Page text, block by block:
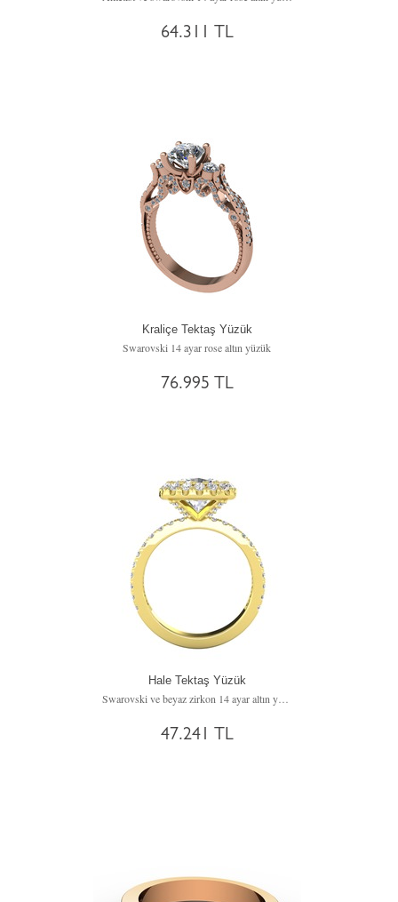
64.311 TL
Kraliçe Tektaş Yüzük
Swarovski 14 ayar rose altın yüzük
76.995 TL
Hale Tektaş Yüzük
Swarovski ve beyaz zirkon 14 ayar altın yüzük
47.241 TL